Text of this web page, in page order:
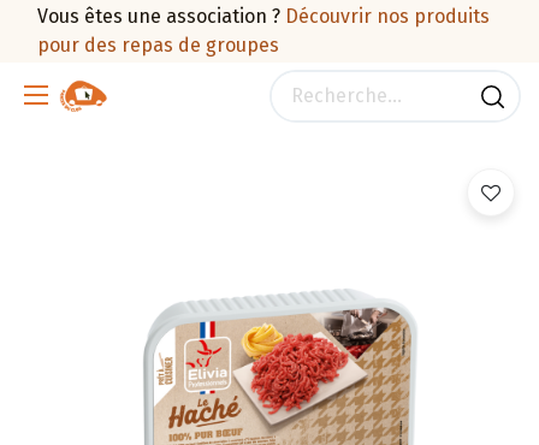
Vous êtes une association ? Découvrir nos produits
pour des repas de groupes